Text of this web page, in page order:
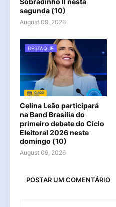
Sobradinho II nesta
segunda (10)
August 09, 2026
DESTAQUE
Celina Leão participará
na Band Brasília do
primeiro debate do Ciclo
Eleitoral 2026 neste
domingo (10)
August 09, 2026
POSTAR UM COMENTÁRIO